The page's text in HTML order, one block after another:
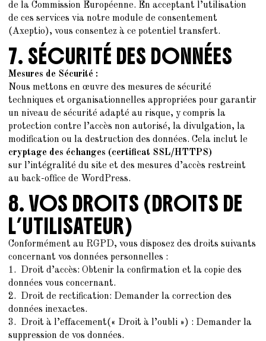
de la Commission Européenne. En acceptant l’utilisation
de ces services via notre module de consentement
(Axeptio), vous consentez à ce potentiel transfert.
7. SÉCURITÉ DES DONNÉES
Mesures de Sécurité :
Nous mettons en œuvre des mesures de sécurité
techniques et organisationnelles appropriées pour garantir
un niveau de sécurité adapté au risque, y compris la
protection contre l’accès non autorisé, la divulgation, la
modification ou la destruction des données. Cela inclut le
cryptage des échanges (certificat SSL/HTTPS)
sur l’intégralité du site et des mesures d’accès restreint
au back-office de WordPress.
8. VOS DROITS (DROITS DE
L’UTILISATEUR)
Conformément au RGPD, vous disposez des droits suivants
concernant vos données personnelles :
1. Droit d’accès: Obtenir la confirmation et la copie des
données vous concernant.
2. Droit de rectification: Demander la correction des
données inexactes.
3. Droit à l’effacement(« Droit à l’oubli ») : Demander la
suppression de vos données.